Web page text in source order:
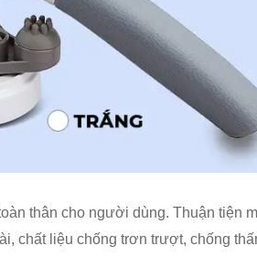
thân cho người dùng. Thuận tiện
chất liệu chống trơn trượt, chống